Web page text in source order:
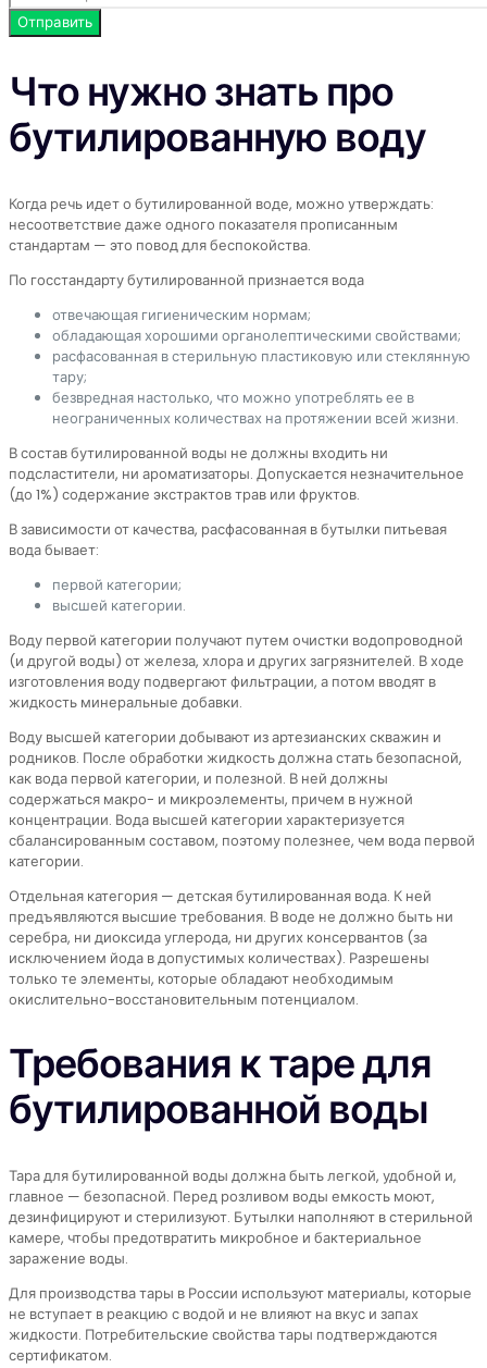
Что нужно знать про
бутилированную воду
Когда речь идет о бутилированной воде, можно утверждать:
несоответствие даже одного показателя прописанным
стандартам — это повод для беспокойства.
По госстандарту бутилированной признается вода
отвечающая гигиеническим нормам;
обладающая хорошими органолептическими свойствами;
расфасованная в стерильную пластиковую или стеклянную
тару;
безвредная настолько, что можно употреблять ее в
неограниченных количествах на протяжении всей жизни.
В состав бутилированной воды не должны входить ни
подсластители, ни ароматизаторы. Допускается незначительное
(до 1%) содержание экстрактов трав или фруктов.
В зависимости от качества, расфасованная в бутылки питьевая
вода бывает:
первой категории;
высшей категории.
Воду первой категории получают путем очистки водопроводной
(и другой воды) от железа, хлора и других загрязнителей. В ходе
изготовления воду подвергают фильтрации, а потом вводят в
жидкость минеральные добавки.
Воду высшей категории добывают из артезианских скважин и
родников. После обработки жидкость должна стать безопасной,
как вода первой категории, и полезной. В ней должны
содержаться макро- и микроэлементы, причем в нужной
концентрации. Вода высшей категории характеризуется
сбалансированным составом, поэтому полезнее, чем вода первой
категории.
Отдельная категория — детская бутилированная вода. К ней
предъявляются высшие требования. В воде не должно быть ни
серебра, ни диоксида углерода, ни других консервантов (за
исключением йода в допустимых количествах). Разрешены
только те элементы, которые обладают необходимым
окислительно-восстановительным потенциалом.
Требования к таре для
бутилированной воды
Тара для бутилированной воды должна быть легкой, удобной и,
главное — безопасной. Перед розливом воды емкость моют,
дезинфицируют и стерилизуют. Бутылки наполняют в стерильной
камере, чтобы предотвратить микробное и бактериальное
заражение воды.
Для производства тары в России используют материалы, которые
не вступает в реакцию с водой и не влияют на вкус и запах
жидкости. Потребительские свойства тары подтверждаются
сертификатом.